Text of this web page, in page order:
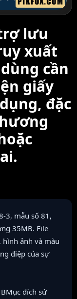
lưu
xuất
cần
giấy
đặc
3, mẫu số 81,
35MB. File
ảnh và màu
điệp của sự
đích sử